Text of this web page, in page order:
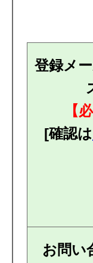
登録メ
【
[確認は
お問い